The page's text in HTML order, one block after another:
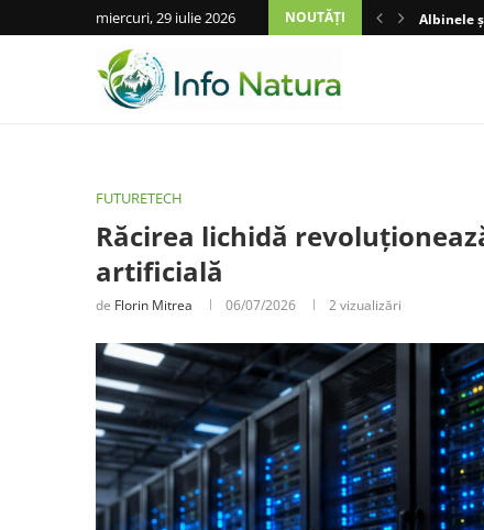
miercuri, 29 iulie 2026 NOUTĂȚI Albinele
FUTURETECH
Răcirea lichidă
artificială
de Florin Mitrea 06/07/2026 2 vizualizări